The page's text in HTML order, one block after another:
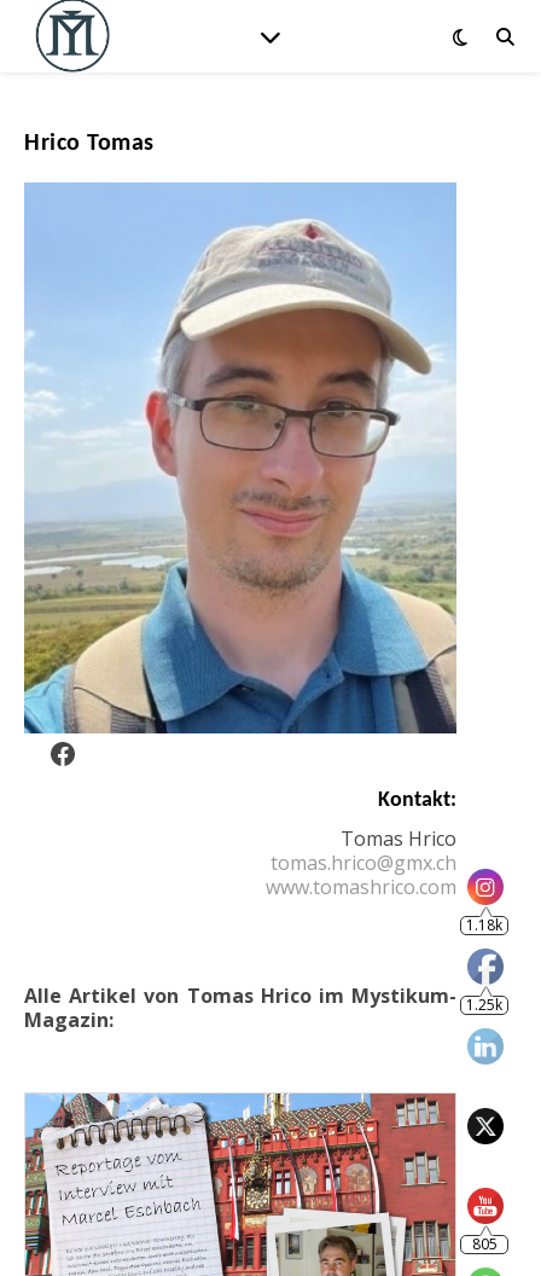
Hrico Tomas
Facebook
Kontakt:
Tomas Hrico
tomas.hrico@gmx.ch
www.tomashrico.com
Alle Artikel von Tomas Hrico im Mystikum-
Magazin:
1.25k
805